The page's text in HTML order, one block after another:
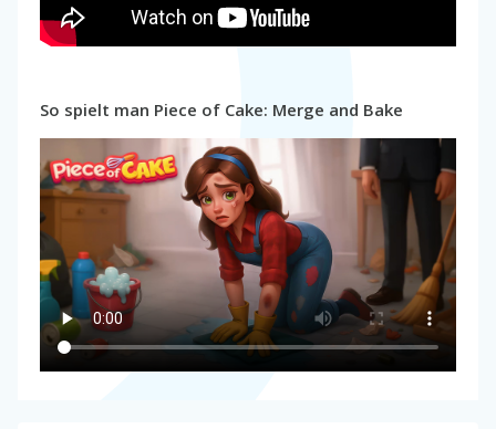
So spielt man Piece of Cake: Merge and Bake